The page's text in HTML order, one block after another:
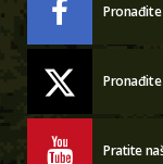
Pronađite
Pronađite
Pratite